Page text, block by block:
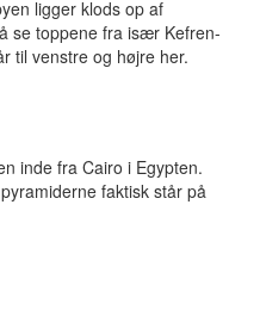
ligger klods op af
se toppene fra især Kefren-
til venstre og højre her.
inde fra Cairo i Egypten.
faktisk står på